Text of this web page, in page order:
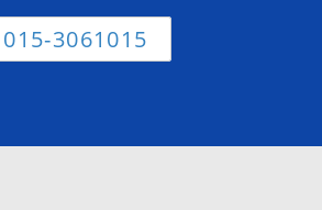
015-3061015